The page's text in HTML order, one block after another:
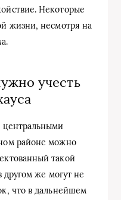
Некоторые
жизни, несмотря на
учесть
центральными
районе можно
такой
другом же могут не
что в дальнейшем